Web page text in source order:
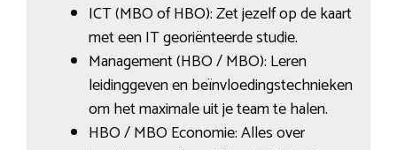
ICT (MBO of HBO): Zet jezelf op de kaart
met een IT georiënteerde studie.
Management (HBO / MBO): Leren
leidinggeven en beïnvloedingstechnieken
om het maximale uit je team te halen.
HBO / MBO Economie: Alles over